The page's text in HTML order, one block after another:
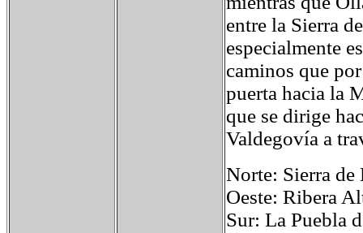
entre la Sierra
especialmente
caminos que
puerta hacia la
que se dirige
Valdegovía a
Norte: Sierra
Oeste:
Sur: La